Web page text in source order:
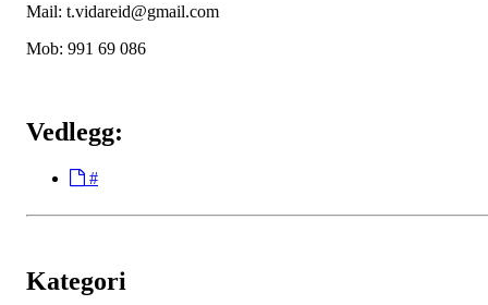
Mail: t.vidareid@gmail.com
Mob: 991 69 086
Vedlegg:
#
Kategori